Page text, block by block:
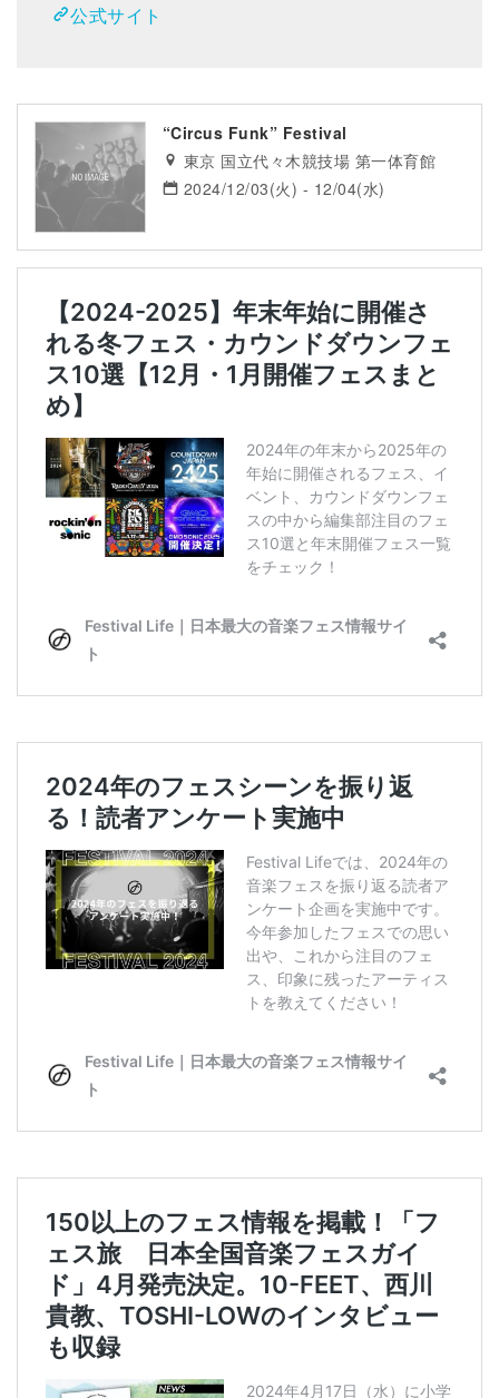
公式サイト
“Circus Funk” Festival
東京 国立代々木競技場 第一体育館
2024/12/03(火) - 12/04(水)